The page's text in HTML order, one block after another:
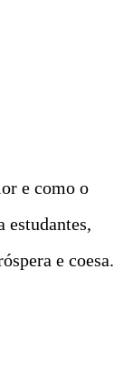
e como o
e coesa.